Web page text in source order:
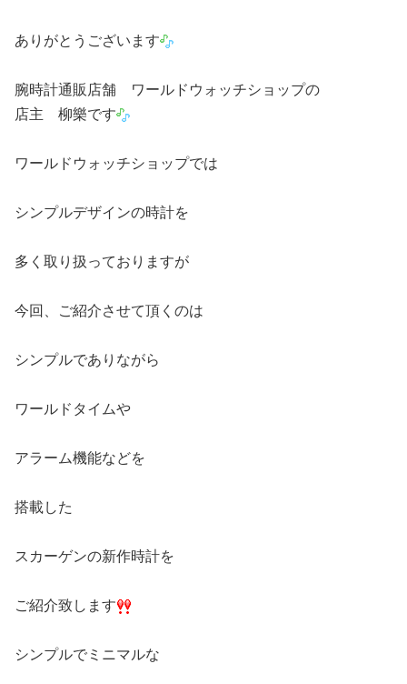
ありがとうございます
腕時計通販店舗 ワールドウォッチショップの
店主 柳樂です
ワールドウォッチショップでは
シンプルデザインの時計を
多く取り扱っておりますが
今回、ご紹介させて頂くのは
シンプルでありながら
ワールドタイムや
アラーム機能などを
搭載した
スカーゲンの新作時計を
ご紹介致します
シンプルでミニマルな